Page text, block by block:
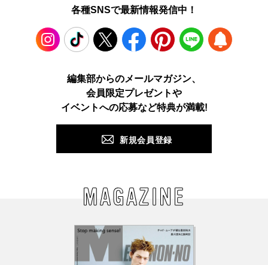
各種SNSで最新情報発信中！
TikTok Facebook Pinterest LINE
編集部からのメールマガジン、
会員限定プレゼントや
イベントへの応募など特典が満載!
新規会員登録
MAGAZINE